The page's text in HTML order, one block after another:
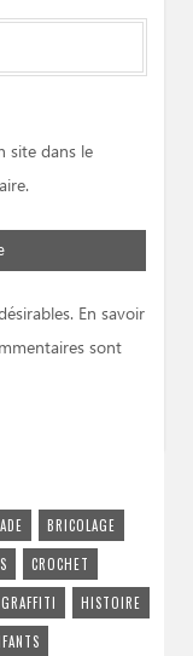
site dans le
En savoir
sont
BRICOLAGE
CROCHET
GRAFFITI
HISTOIRE